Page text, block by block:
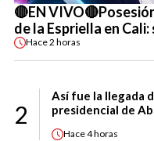
🔴EN
de la Espriella en
Hace2 horas
2
Así fue la llegada
presidencial de
Hace4 horas